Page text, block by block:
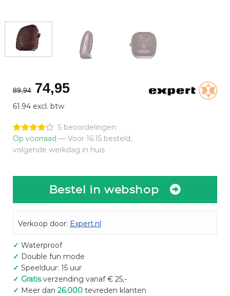
89,94 Oorspronkelijke
prijs
was:
€89,94.
74,95Huidige
€74,95.
61.94 excl. btw
5 beoordelingen
Op voorraad — Voor 16:15 besteld,
volgende werkdag in huis
Bestel in webshop
Verkoop door: Expert.nl
✓ Waterproof
✓ Double fun mode
✓ Speelduur: 15 uur
✓ Gratisverzending vanaf € 25,-
✓ Meer dan 26.000tevreden klanten